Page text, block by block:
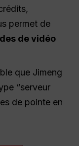
permet de
de vidéo
que Jimeng
“serveur
de pointe en